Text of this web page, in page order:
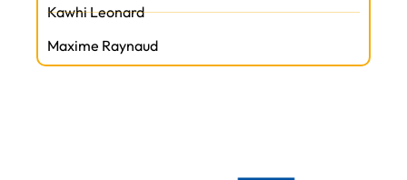
Kawhi Leonard
Maxime Raynaud